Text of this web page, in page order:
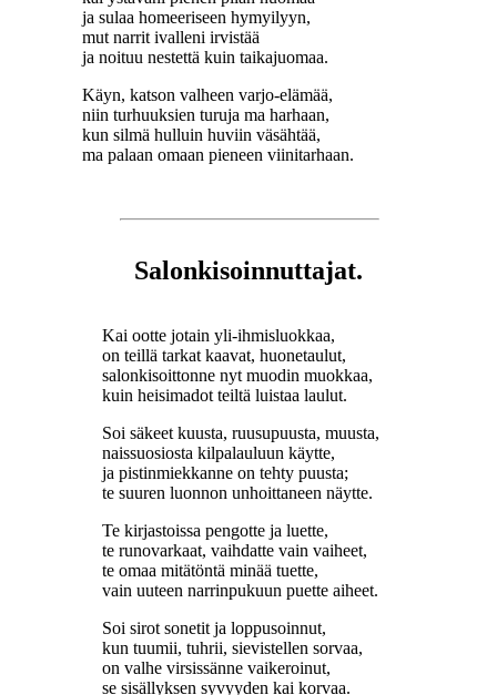
ja sulaa homeeriseen hymyilyyn,
mut narrit ivalleni irvistää
ja noituu nestettä kuin taikajuomaa.
Käyn, katson valheen varjo-elämää,
niin turhuuksien turuja ma harhaan,
kun silmä hulluin huviin väsähtää,
ma palaan omaan pieneen viinitarhaan.
Salonkisoinnuttajat.
Kai ootte jotain yli-ihmisluokkaa,
on teillä tarkat kaavat, huonetaulut,
salonkisoittonne nyt muodin muokkaa,
kuin heisimadot teiltä luistaa laulut.
Soi säkeet kuusta, ruusupuusta, muusta,
naissuosiosta kilpalauluun käytte,
ja pistinmiekkanne on tehty puusta;
te suuren luonnon unhoittaneen näytte.
Te kirjastoissa pengotte ja luette,
te runovarkaat, vaihdatte vain vaiheet,
te omaa mitätöntä minää tuette,
vain uuteen narrinpukuun puette aiheet.
Soi sirot sonetit ja loppusoinnut,
kun tuumii, tuhrii, sievistellen sorvaa,
on valhe virsissänne vaikeroinut,
se sisällyksen syvyyden kai korvaa.